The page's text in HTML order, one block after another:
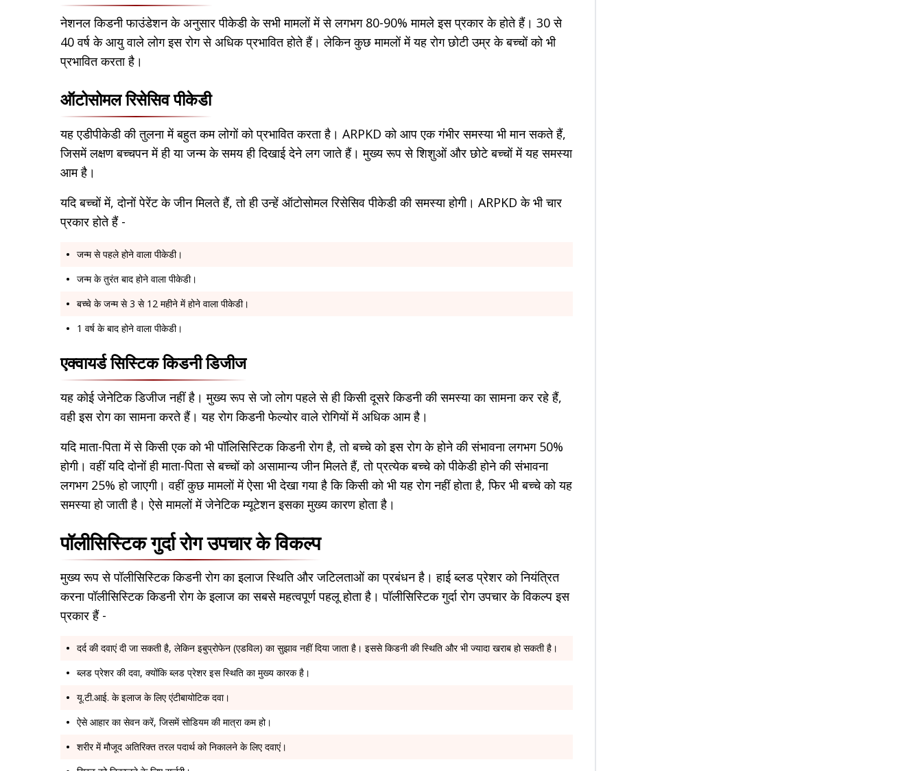
नेशनल किडनी फाउंडेशन के अनुसार पीकेडी के सभी मामलों में से लगभग 80-90% मामले इस प्रकार के होते हैं। 30 से
40 वर्ष के आयु वाले लोग इस रोग से अधिक प्रभावित होते हैं। लेकिन कुछ मामलों में यह रोग छोटी उम्र के बच्चों को भी
प्रभावित करता है।
ऑटोसोमल रिसेसिव पीकेडी
यह एडीपीकेडी की तुलना में बहुत कम लोगों को प्रभावित करता है। ARPKD को आप एक गंभीर समस्या भी मान सकते हैं,
जिसमें लक्षण बच्चपन में ही या जन्म के समय ही दिखाई देने लग जाते हैं। मुख्य रूप से शिशुओं और छोटे बच्चों में यह समस्या
आम है।
यदि बच्चों में, दोनों पेरेंट के जीन मिलते हैं, तो ही उन्हें ऑटोसोमल रिसेसिव पीकेडी की समस्या होगी। ARPKD के भी चार
प्रकार होते हैं -
जन्म से पहले होने वाला पीकेडी।
जन्म के तुरंत बाद होने वाला पीकेडी।
बच्चे के जन्म से 3 से 12 महीने में होने वाला पीकेडी।
1 वर्ष के बाद होने वाला पीकेडी।
एक्वायर्ड सिस्टिक किडनी डिजीज
यह कोई जेनेटिक डिजीज नहीं है। मुख्य रूप से जो लोग पहले से ही किसी दूसरे किडनी की समस्या का सामना कर रहे हैं,
वही इस रोग का सामना करते हैं। यह रोग किडनी फेल्योर वाले रोगियों में अधिक आम है।
यदि माता-पिता में से किसी एक को भी पॉलिसिस्टिक किडनी रोग है, तो बच्चे को इस रोग के होने की संभावना लगभग 50%
होगी। वहीं यदि दोनों ही माता-पिता से बच्चों को असामान्य जीन मिलते हैं, तो प्रत्येक बच्चे को पीकेडी होने की संभावना
लगभग 25% हो जाएगी। वहीं कुछ मामलों में ऐसा भी देखा गया है कि किसी को भी यह रोग नहीं होता है, फिर भी बच्चे को यह
समस्या हो जाती है। ऐसे मामलों में जेनेटिक म्यूटेशन इसका मुख्य कारण होता है।
पॉलीसिस्टिक गुर्दा रोग उपचार के विकल्प
मुख्य रूप से पॉलीसिस्टिक किडनी रोग का इलाज स्थिति और जटिलताओं का प्रबंधन है। हाई ब्लड प्रेशर को नियंत्रित
करना पॉलीसिस्टिक किडनी रोग के इलाज का सबसे महत्वपूर्ण पहलू होता है। पॉलीसिस्टिक गुर्दा रोग उपचार के विकल्प इस
प्रकार हैं -
दर्द की दवाएं दी जा सकती है, लेकिन इबुप्रोफेन (एडविल) का सुझाव नहीं दिया जाता है। इससे किडनी की स्थिति और भी ज्यादा खराब हो सकती है।
ब्लड प्रेशर की दवा, क्योंकि ब्लड प्रेशर इस स्थिति का मुख्य कारक है।
यू.टी.आई. के इलाज के लिए एंटीबायोटिक दवा।
ऐसे आहार का सेवन करें, जिसमें सोडियम की मात्रा कम हो।
शरीर में मौजूद अतिरिक्त तरल पदार्थ को निकालने के लिए दवाएं।